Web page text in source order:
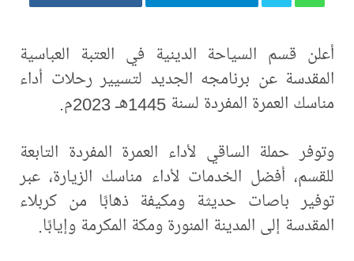
أعلن قسم السياحة الدينية في العتبة العباسية
المقدسة عن برنامجه الجديد لتسيير رحلات أداء
مناسك العمرة المفردة لسنة 1445هـ 2023م.
وتوفر حملة الساقي لأداء العمرة المفردة التابعة
للقسم، أفضل الخدمات لأداء مناسك الزيارة، عبر
توفير باصات حديثة ومكيفة ذهابًا من كربلاء
المقدسة إلى المدينة المنورة ومكة المكرمة وإيابًا.